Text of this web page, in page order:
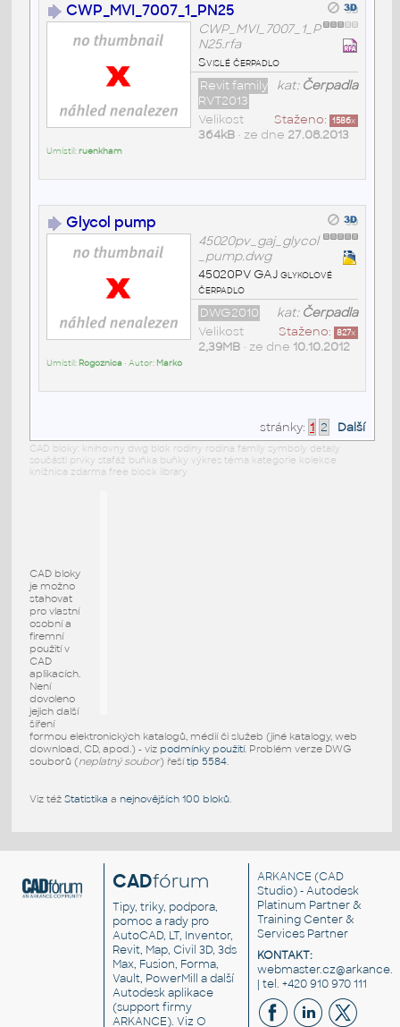
CWP_MVI_7007_1_PN25
CWP_MVI_7007_1_P
N25.rfa
Svislé čerpadlo
kat: Čerpadla
Revit family
RVT2013
Staženo: 1586x
Velikost
364kB• ze dne 27.08.2013
Umístil:ruenkham
Glycol pump
45020pv_gaj_glycol
_pump.dwg
45020PV GAJ glykolové
čerpadlo
kat: Čerpadla
DWG2010
Staženo: 827x
Velikost
2,39MB• ze dne 10.10.2012
Umístil: Rogoznica • Autor: Marko
stránky: 1 2 Další
CAD bloky: knihovny dwg blok rodiny rodina family symboly detaily
součásti prvky stafáž buňka buňky výkres téma kategorie kolekce
knižnica zdarma free block library
CAD bloky
je možno
stahovat
pro vlastní
osobní a
firemní
použití v
CAD
aplikacích.
Není
dovoleno
jejich další
šíření
formou elektronických katalogů, médií či služeb (jiné katalogy, web
download, CD, apod.) - viz podmínky použití. Problém verze DWG
souborů (neplatný soubor) řešítip 5584.
Viz též Statistika a nejnovějších 100 bloků.
CADfórum
Tipy, triky, podpora,
pomoc a rady pro
AutoCAD, LT, Inventor,
Revit, Map, Civil 3D, 3ds
Max, Fusion, Forma,
Vault, PowerMill a další
Autodesk aplikace
(support firmy
ARKANCE). VizO
ARKANCE (CAD
Studio) - Autodesk
Platinum Partner &
Training Center &
Services Partner
KONTAKT:
| tel. +420 910 970 111